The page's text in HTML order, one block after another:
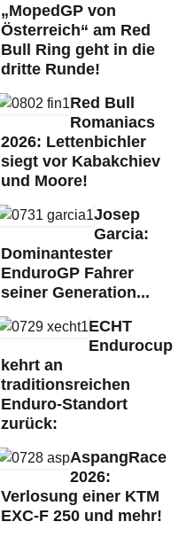
„MopedGP von
Österreich“ am Red
Bull Ring geht in die
dritte Runde!
Red Bull
Romaniacs
2026: Lettenbichler
siegt vor Kabakchiev
und Moore!
Josep
Garcia:
Dominantester
EnduroGP Fahrer
seiner Generation...
ECHT
Endurocup
kehrt an
traditionsreichen
Enduro-Standort
zurück:
AspangRace
2026:
Verlosung einer KTM
EXC-F 250 und mehr!